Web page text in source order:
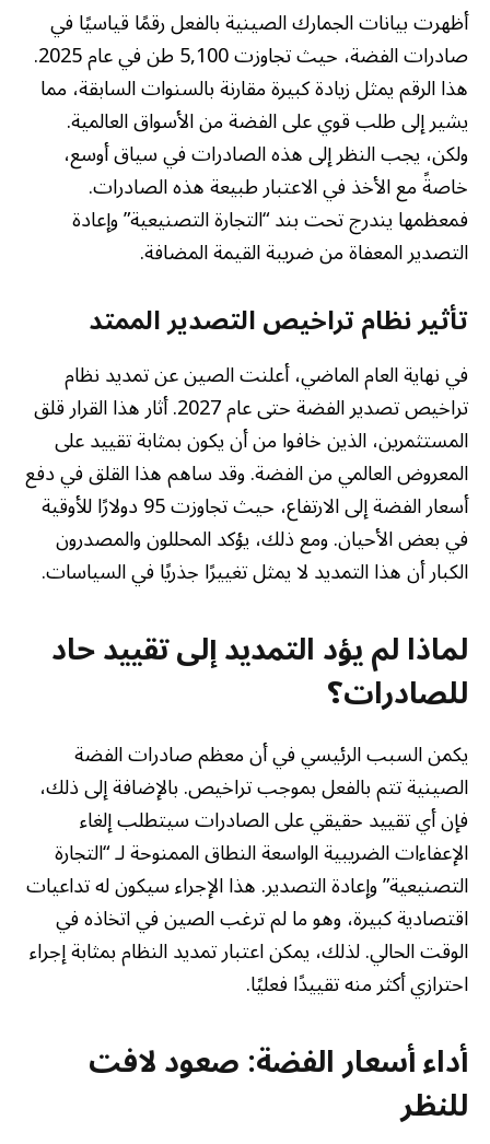
أظهرت بيانات الجمارك الصينية بالفعل رقمًا قياسيًا في
صادرات الفضة، حيث تجاوزت 5,100 طن في عام 2025.
هذا الرقم يمثل زيادة كبيرة مقارنة بالسنوات السابقة، مما
يشير إلى طلب قوي على الفضة من الأسواق العالمية.
ولكن، يجب النظر إلى هذه الصادرات في سياق أوسع،
خاصةً مع الأخذ في الاعتبار طبيعة هذه الصادرات.
فمعظمها يندرج تحت بند “التجارة التصنيعية” وإعادة
التصدير المعفاة من ضريبة القيمة المضافة.
تأثير نظام تراخيص التصدير الممتد
في نهاية العام الماضي، أعلنت الصين عن تمديد نظام
تراخيص تصدير الفضة حتى عام 2027. أثار هذا القرار قلق
المستثمرين، الذين خافوا من أن يكون بمثابة تقييد على
المعروض العالمي من الفضة. وقد ساهم هذا القلق في دفع
أسعار الفضة إلى الارتفاع، حيث تجاوزت 95 دولارًا للأوقية
في بعض الأحيان. ومع ذلك، يؤكد المحللون والمصدرون
الكبار أن هذا التمديد لا يمثل تغييرًا جذريًا في السياسات.
لماذا لم يؤد التمديد إلى تقييد حاد
للصادرات؟
يكمن السبب الرئيسي في أن معظم صادرات الفضة
الصينية تتم بالفعل بموجب تراخيص. بالإضافة إلى ذلك،
فإن أي تقييد حقيقي على الصادرات سيتطلب إلغاء
الإعفاءات الضريبية الواسعة النطاق الممنوحة لـ “التجارة
التصنيعية” وإعادة التصدير. هذا الإجراء سيكون له تداعيات
اقتصادية كبيرة، وهو ما لم ترغب الصين في اتخاذه في
الوقت الحالي. لذلك، يمكن اعتبار تمديد النظام بمثابة إجراء
احترازي أكثر منه تقييدًا فعليًا.
أداء أسعار الفضة: صعود لافت
للنظر